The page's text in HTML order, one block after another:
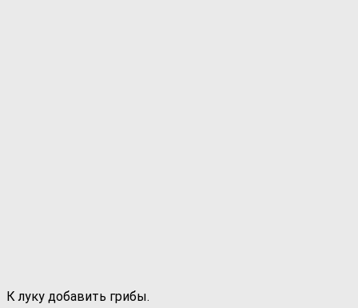
К луку добавить грибы.